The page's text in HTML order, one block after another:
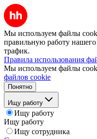
Мы используем файлы
правильную работу нашего
трафик.
Правила использования
Мы используем файлы
файлов cookie
Понятно
Ищу работу
Ищу работу
Ищу работу
Ищу сотрудника